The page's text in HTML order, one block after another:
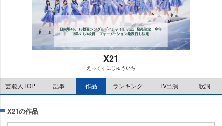
M
u
t
X21
えっくすにじゅういち
芸能人TOP 記事 作品 ランキング TV出演 歌詞
X21の作品